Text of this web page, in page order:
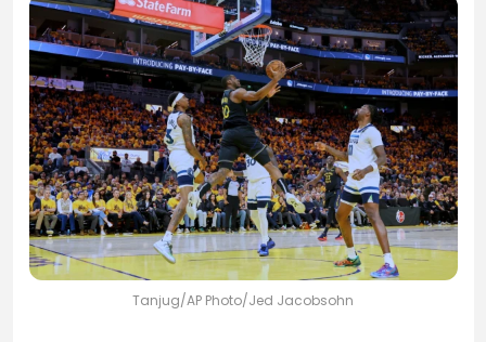
Tanjug/AP Photo/Jed Jacobsohn